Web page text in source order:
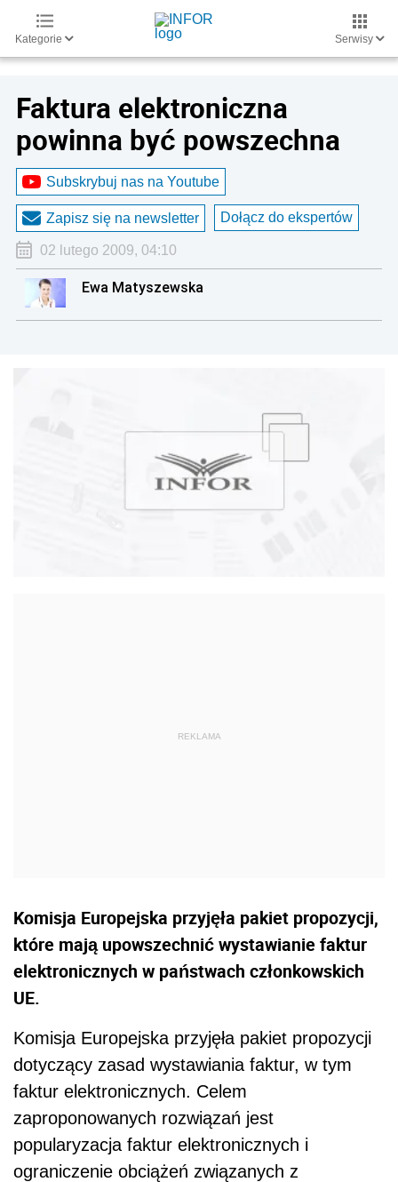
Kategorie Serwisy
Faktura elektroniczna
powinna być powszechna
Subskrybuj nas na Youtube
Zapisz się na newsletter Dołącz do ekspertów
02 lutego 2009, 04:10
Ewa Matyszewska
Komisja Europejska przyjęła pakiet propozycji,
które mają upowszechnić wystawianie faktur
elektronicznych w państwach członkowskich
UE.
Komisja Europejska przyjęła pakiet propozycji
dotyczący zasad wystawiania faktur, w tym
faktur elektronicznych. Celem
zaproponowanych rozwiązań jest
popularyzacja faktur elektronicznych i
ograniczenie obciążeń związanych z